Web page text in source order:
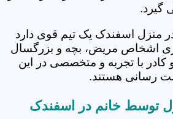
گیرد.
منزل اسفندک یک تیم قوی دارد
اشخاص مریض، بچه و بزرگسال
کادر با تجربه و متخصصی در این
رسانی هستند.
توسط خانم در اسفندک